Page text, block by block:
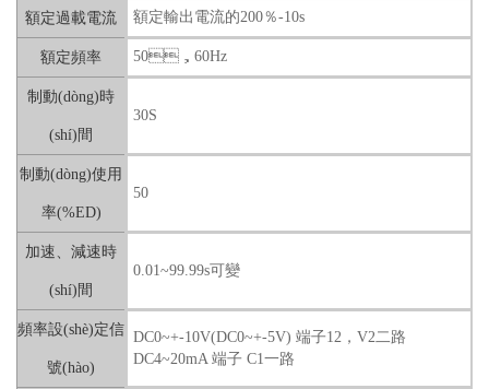
額定過載電流 額定輸出電流的200％-10s
額定頻率 50，60Hz
制動(dòng)時
(shí)間
30S
制動(dòng)使用
率(%ED)
50
加速、減速時
(shí)間
0.01~99.99s可變
頻率設(shè)定信
號(hào)
DC0~+-10V(DC0~+-5V) 端子12，V2二路
DC4~20mA 端子 C1一路